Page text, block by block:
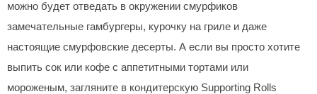
можно будет отведать в окружении смурфиков
замечательные гамбургеры, курочку на гриле и даже
настоящие смурфовские десерты. А если вы просто хотите
выпить сок или кофе с аппетитными тортами или
мороженым, загляните в кондитерскую Supporting Rolls